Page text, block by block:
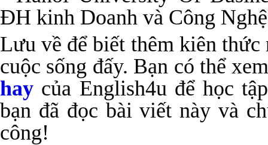
ĐH kinh Doanh và Công
Lưu về để biết thêm kiên thức
cuộc sống đấy. Bạn có thể
hay của English4u để học
bạn đã đọc bài viết này và
công!